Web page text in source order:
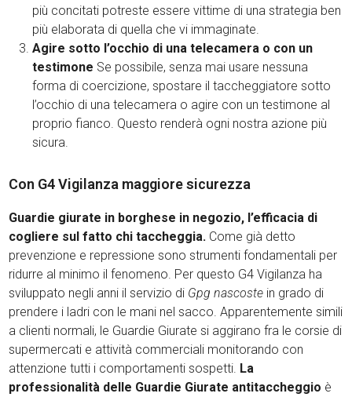
più concitati potreste essere vittime di una strategia ben
più elaborata di quella che vi immaginate.
Agire sotto l’occhio di una telecamera o con un
testimone Se possibile, senza mai usare nessuna
forma di coercizione, spostare il taccheggiatore sotto
l’occhio di una telecamera o agire con un testimone al
proprio fianco. Questo renderà ogni nostra azione più
sicura.
Con G4 Vigilanza maggiore sicurezza
Guardie giurate in borghese in negozio, l’efficacia di
cogliere sul fatto chi taccheggia. Come già detto
prevenzione e repressione sono strumenti fondamentali per
ridurre al minimo il fenomeno. Per questo G4 Vigilanza ha
sviluppato negli anni il servizio di Gpg nascoste in grado di
prendere i ladri con le mani nel sacco. Apparentemente simili
a clienti normali, le Guardie Giurate si aggirano fra le corsie di
supermercati e attività commerciali monitorando con
attenzione tutti i comportamenti sospetti. La
professionalità delle Guardie Giurate antitaccheggio è